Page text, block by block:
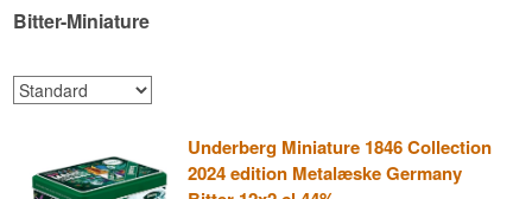
Bitter-Miniature
Underberg Miniature 1846 Collection
2024 edition Metalæske Germany